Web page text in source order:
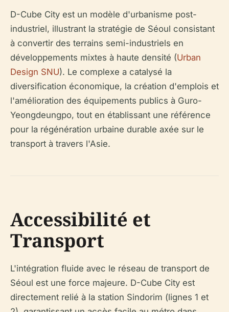
D-Cube City est un modèle d'urbanisme post-
industriel, illustrant la stratégie de Séoul consistant
à convertir des terrains semi-industriels en
développements mixtes à haute densité (Urban
Design SNU). Le complexe a catalysé la
diversification économique, la création d'emplois et
l'amélioration des équipements publics à Guro-
Yeongdeungpo, tout en établissant une référence
pour la régénération urbaine durable axée sur le
transport à travers l'Asie.
Accessibilité et
Transport
L'intégration fluide avec le réseau de transport de
Séoul est une force majeure. D-Cube City est
directement relié à la station Sindorim (lignes 1 et